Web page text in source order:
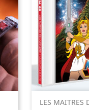
LES MAITRES
